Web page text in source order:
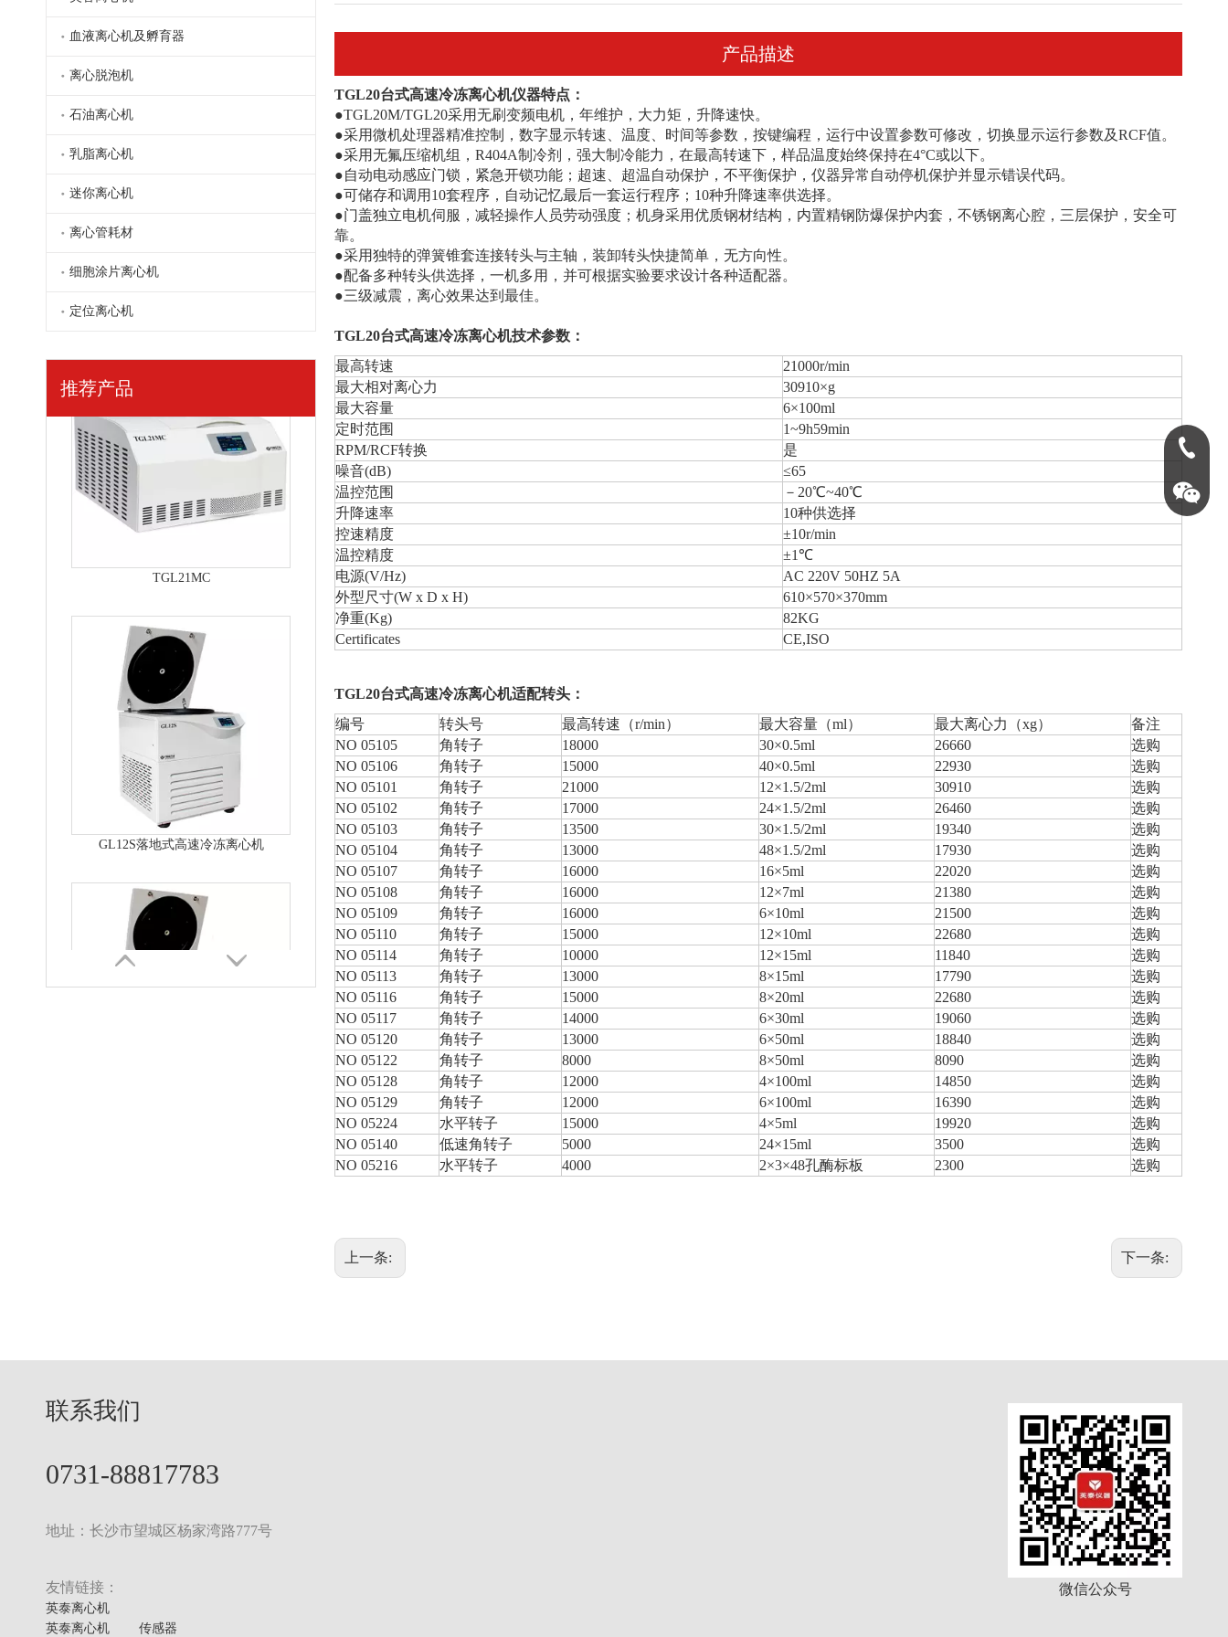
血液离心机及孵育器
离心脱泡机
石油离心机
乳脂离心机
迷你离心机
离心管耗材
细胞涂片离心机
定位离心机
推荐产品
TGL18S台式高速冷冻离心机
GL12S落地式高速冷冻离心机
GL10AS落地式高速冷冻离心机
产品描述
TGL20台式高速冷冻离心机仪器特点：
●TGL20M/TGL20采用无刷变频电机，年维护，大力矩，升降速快。
●采用微机处理器精准控制，数字显示转速、温度、时间等参数，按键编程，运行中设置参数可修改，切换显示运行参数及RCF值。
●采用无氟压缩机组，R404A制冷剂，强大制冷能力，在最高转速下，样品温度始终保持在4°C或以下。
●自动电动感应门锁，紧急开锁功能；超速、超温自动保护，不平衡保护，仪器异常自动停机保护并显示错误代码。
●可储存和调用10套程序，自动记忆最后一套运行程序；10种升降速率供选择。
●门盖独立电机伺服，减轻操作人员劳动强度；机身采用优质钢材结构，内置精钢防爆保护内套，不锈钢离心腔，三层保护，安全可
靠。
●采用独特的弹簧锥套连接转头与主轴，装卸转头快捷简单，无方向性。
●配备多种转头供选择，一机多用，并可根据实验要求设计各种适配器。
●三级减震，离心效果达到最佳。
TGL20台式高速冷冻离心机技术参数：
最高转速
21000r/min
最大相对离心力
30910×g
最大容量
6×100ml
定时范围
1~9h59min
RPM/RCF转换
是
噪音(dB)
≤65
温控范围
－20℃~40℃
升降速率
10种供选择
控速精度
±10r/min
温控精度
±1℃
电源(V/Hz)
AC 220V 50HZ 5A
外型尺寸(W x D x H)
610×570×370mm
净重(Kg)
82KG
Certificates
CE,ISO
TGL20台式高速冷冻离心机适配转头：
编号
转头号 最高转速（r/min） 最大容量（ml） 最大离心力（xg）
备注
NO 05105
角转子 18000 30×0.5ml 26660
选购
NO 05106
角转子 15000 40×0.5ml 22930
选购
NO 05101
角转子 21000 12×1.5/2ml 30910
选购
NO 05102
角转子 17000 24×1.5/2ml 26460
选购
NO 05103
角转子 13500 30×1.5/2ml 19340
选购
NO 05104
角转子 13000 48×1.5/2ml 17930
选购
NO 05107
角转子 16000 16×5ml 22020
选购
NO 05108
角转子 16000 12×7ml 21380
选购
NO 05109
角转子 16000 6×10ml 21500
选购
NO 05110
角转子 15000 12×10ml 22680
选购
NO 05114
角转子 10000 12×15ml 11840
选购
NO 05113
角转子 13000 8×15ml 17790
选购
NO 05116
角转子 15000 8×20ml 22680
选购
NO 05117
角转子 14000 6×30ml 19060
选购
NO 05120
角转子 13000 6×50ml 18840
选购
NO 05122
角转子 8000 8×50ml 8090
选购
NO 05128
角转子 12000 4×100ml 14850
选购
NO 05129
角转子 12000 6×100ml 16390
选购
NO 05224
水平转子 15000 4×5ml 19920
选购
NO 05140
低速角转子 5000 24×15ml 3500
选购
NO 05216
水平转子 4000 2×3×48孔酶标板 2300 选购
上一条: 下一条:
0731-
联系我们
0731-88817783
地址：长沙市望城区杨家湾路777号
友情链接：
英泰离心机
英泰离心机
传感器
微信公众号